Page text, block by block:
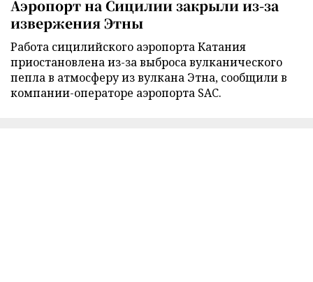
Аэропорт на Сицилии закрыли из-за
извержения Этны
Работа сицилийского аэропорта Катания
приостановлена из-за выброса вулканического
пепла в атмосферу из вулкана Этна, сообщили в
компании-операторе аэропорта SAC.